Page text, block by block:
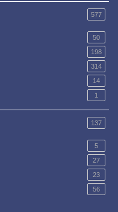
577
50
198
314
14
1
137
5
27
23
56